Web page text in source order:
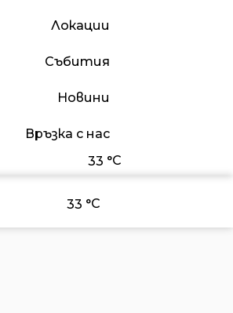
Локации
Събития
Новини
Връзка с нас
33 °C
33 °C